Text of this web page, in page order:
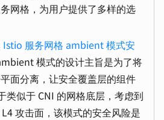
网格，为用户提供了多样的选
Istio 服务网格 ambient 模式安
模式的设计主旨是为了将
面分离，让安全覆盖层的组件
类似于 CNI 的网格底层，考虑到
攻击面，该模式的安全风险是